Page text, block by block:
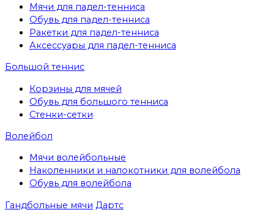
Мячи для падел-тенниса
Обувь для падел-тенниса
Ракетки для падел-тенниса
Аксессуары для падел-тенниса
Большой теннис
Корзины для мячей
Обувь для большого тенниса
Стенки-сетки
Волейбол
Мячи волейбольные
Наколенники и налокотники для волейбола
Обувь для волейбола
Гандбольные мячи Дартс